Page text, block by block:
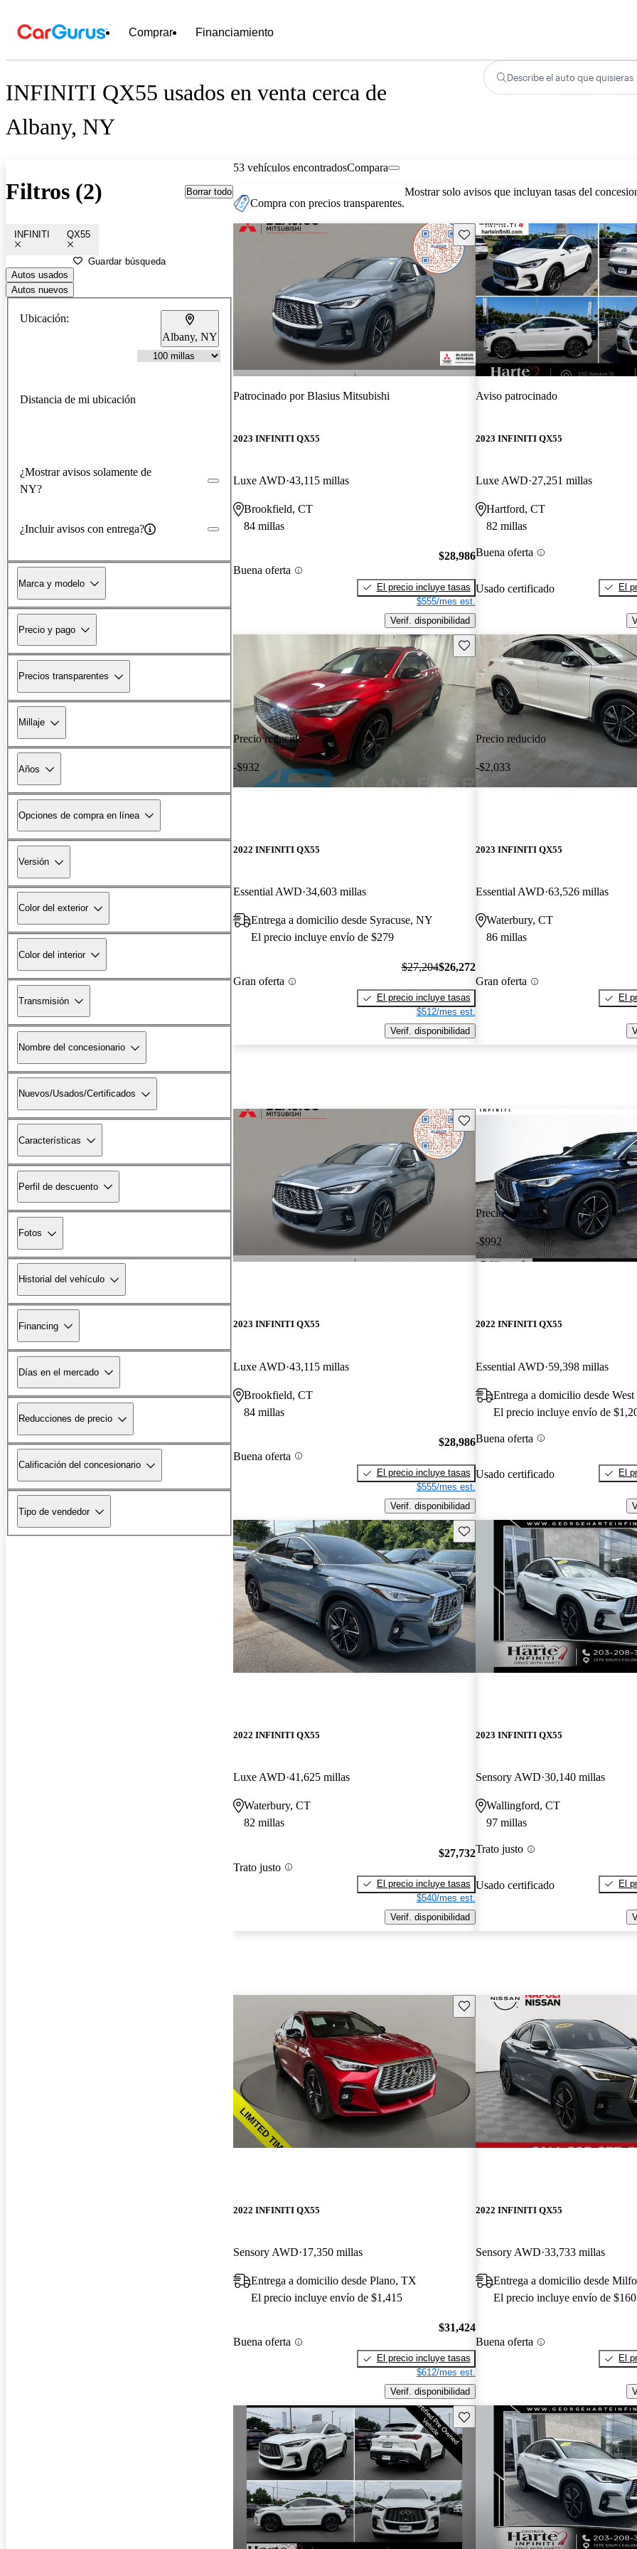
Comprar Financiamiento
INFINITI QX55 usados en venta cerca de
Albany, NY
Describe el auto que quisieras
Filtros (2) Borrar todo
INFINITI QX55
Guardar búsqueda
Autos usados
Autos nuevos
Ubicación:
Albany, NY
Distancia de mi ubicación
¿Mostrar avisos solamente de
NY?
¿Incluir avisos con entrega?
Marca y modelo
Precio y pago
Precios transparentes
Millaje
Años
Opciones de compra en línea
Versión
Color del exterior
Color del interior
Transmisión
Nombre del concesionario
Nuevos/Usados/Certificados
Características
Perfil de descuento
Fotos
Historial del vehículo
Financing
Días en el mercado
Reducciones de precio
Calificación del concesionario
Tipo de vendedor
53 vehículos encontradosCompara
Compra con precios transparentes.
Mostrar solo avisos que incluyan tasas del
Guarda este Aviso
Patrocinado porBlasius Mitsubishi
2023 INFINITI QX55
Luxe AWD 43,115 millas
Brookfield, CT
84 millas
Buena oferta
$28,986
El precio incluye tasas
$555/mes est.
Verif. disponibilidad
Aviso patrocinado
2023 INFINITI QX55
Luxe AWD 27,251 millas
Hartford, CT
82 millas
Buena oferta
Usado certificado
El
Precio reducido
-$932
Guarda este Aviso
2022 INFINITI QX55
Essential AWD 34,603 millas
Entrega a domicilio desde Syracuse, NY
El precio incluye envío de $279
Gran oferta
$27,204$26,272
El precio incluye tasas
$512/mes est.
Verif. disponibilidad
Precio reducido
-$2,033
2023 INFINITI QX55
Essential AWD 63,526 millas
Waterbury, CT
86 millas
Gran oferta
El
Guarda este Aviso
2023 INFINITI QX55
Luxe AWD 43,115 millas
Brookfield, CT
84 millas
Buena oferta
$28,986
El precio incluye tasas
$555/mes est.
Verif. disponibilidad
Precio reducido
-$992
2022 INFINITI QX55
Essential AWD 59,398 millas
Entrega a domicilio desde
El precio incluye envío de
Buena oferta
Usado certificado
El
Guarda este Aviso
2022 INFINITI QX55
Luxe AWD 41,625 millas
Waterbury, CT
82 millas
Trato justo
$27,732
El precio incluye tasas
$540/mes est.
Verif. disponibilidad
2023 INFINITI QX55
Sensory AWD 30,140 millas
Wallingford, CT
97 millas
Trato justo
Usado certificado
El
Guarda este Aviso
2022 INFINITI QX55
Sensory AWD 17,350 millas
Entrega a domicilio desde Plano, TX
El precio incluye envío de $1,415
Buena oferta
$31,424
El precio incluye tasas
$612/mes est.
Verif. disponibilidad
2022 INFINITI QX55
Sensory AWD 33,733 millas
Entrega a domicilio desde
El precio incluye envío de $160
Buena oferta
El
Guarda este Aviso